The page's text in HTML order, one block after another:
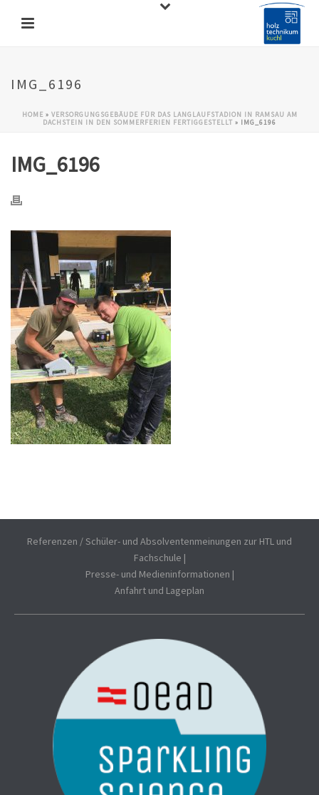
IMG_6196
HOME» VERSORGUNGSGEBÄUDE FÜR DAS LANGLAUFSTADION IN RAMSAU AM
DACHSTEIN IN DEN SOMMERFERIEN FERTIGGESTELLT » IMG_6196
IMG_6196
Referenzen / Schüler- und Absolventenmeinungen zur HTL und
Fachschule |
Presse- und Medieninformationen |
Anfahrt und Lageplan